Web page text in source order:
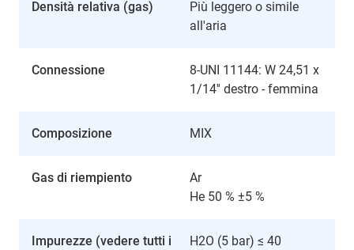
Densità relativa (gas)
Più leggero o simile
all'aria
Connessione
8-UNI 11144: W 24,51 x
1/14'' destro - femmina
Composizione MIX
Gas di riempiento
Ar
He 50 % ±5 %
Impurezze (vedere tutti i
H2O (5 bar) ≤ 40